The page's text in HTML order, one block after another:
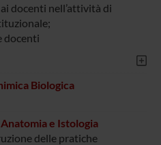
docenti nell’attività di
docenti
Biologica
e Istologia
delle pratiche